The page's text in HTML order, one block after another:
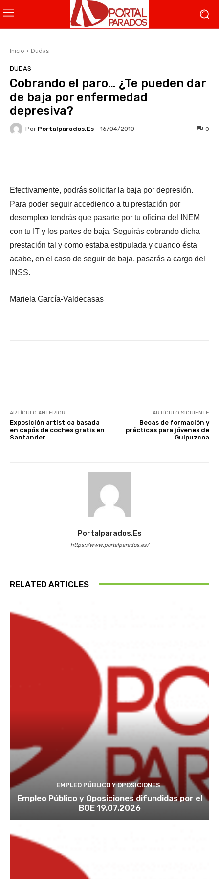
Inicio Dudas
DUDAS
Cobrando el paro… ¿Te pueden dar
de baja por enfermedad
depresiva?
Por Portalparados.es 16/04/2010 0
Efectivamente, podrás solicitar la baja por depresión.
Para poder seguir accediendo a tu prestación por
desempleo tendrás que pasarte por tu oficina del INEM
con tu IT y los partes de baja. Seguirás cobrando dicha
prestación tal y como estaba estipulada y cuando ésta
acabe, en el caso de seguir de baja, pasarás a cargo del
INSS.
Mariela García-Valdecasas
ARTÍCULO ANTERIOR
Exposición artística basada
en capós de coches gratis en
Santander
ARTÍCULO SIGUIENTE
Becas de formación y
prácticas para jóvenes de
Guipuzcoa
Portalparados.es
https://www.portalparados.es/
RELATED ARTICLES
EMPLEO PÚBLICO Y OPOSICIONES
Empleo Público y Oposiciones difundidas por el
BOE 19.07.2026